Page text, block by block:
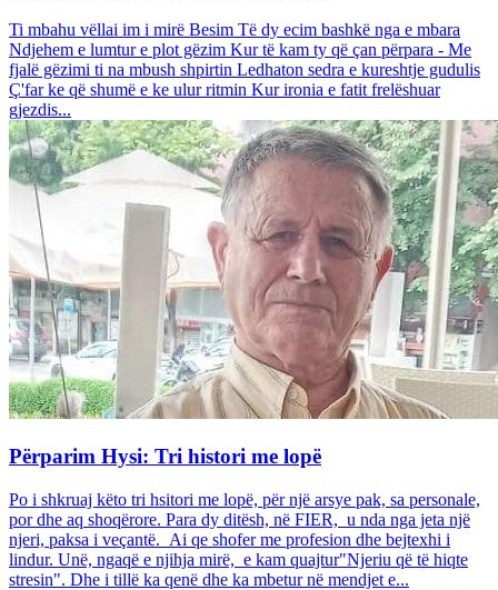
Ti mbahu vëllai im i mirë Besim Të dy ecim bashkë nga e mbara
Ndjehem e lumtur e plot gëzim Kur të kam ty që çan përpara - Me
fjalë gëzimi ti na mbush shpirtin Ledhaton sedra e kureshtje gudulis
Ç'far ke që shumë e ke ulur ritmin Kur ironia e fatit frelëshuar
gjezdis...
Përparim Hysi: Tri histori me lopë
Po i shkruaj këto tri hsitori me lopë, për një arsye pak, sa personale,
por dhe aq shoqërore. Para dy ditësh, në FIER, u nda nga jeta një
njeri, paksa i veçantë. Ai qe shofer me profesion dhe bejtexhi i
lindur. Unë, ngaqë e njihja mirë, e kam quajtur"Njeriu që të hiqte
stresin". Dhe i tillë ka qenë dhe ka mbetur në mendjet e...